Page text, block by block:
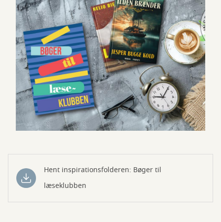
Hent inspirationsfolderen: Bøger til
læseklubben